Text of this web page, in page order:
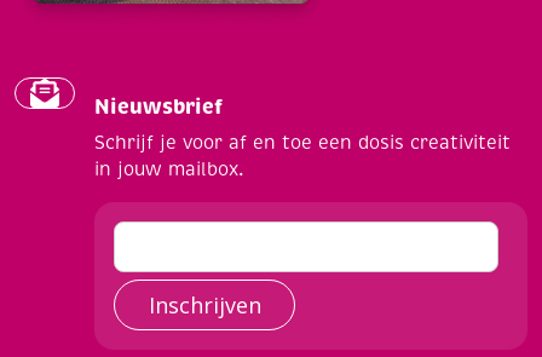
Nieuwsbrief
Schrijf je voor af en toe een dosis creativiteit
in jouw mailbox.
Inschrijven